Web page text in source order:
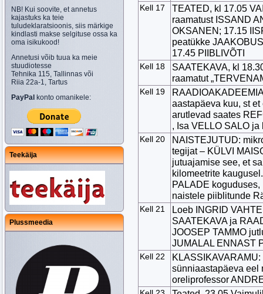
NB! Kui soovite, et annetus
kajastuks ka teie
tuludeklaratsioonis, siis märkige
kindlasti makse selgituse ossa ka
oma isikukood!
Annetusi võib tuua ka meie
stuudiotesse
Tehnika 115, Tallinnas või
Riia 22a-1, Tartus
PayPal konto omanikele:
Teekäija
Plussmeedia
Kell 17
TEATED, kl 17.05
raamatust ISSAND
OKSANEN; 17.15
peatükke
17.45 PIIBLIVÕTI
Kell 18
SAATEKAVA, kl
raamatut
Kell 19
aastapäeva kuu, st
arutlevad saates
, Isa VELLO SALO
Kell 20
NAISTEJUTUD:
tegijat – KÜLVI
jutuajamise see, et
kilomeetrite
PALADE
naistele piiblitunde
Kell 21
Loeb INGRID
SAATEKAVA ja
JOOSEP TAMMO
JUMALAL ENNAST
Kell 22
sünniaastapäeva eel
oreliprofessor